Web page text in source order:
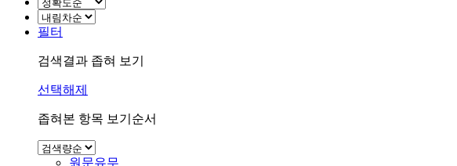
필터
검색결과 좁혀 보기
선택해제
좁혀본 항목 보기순서
원문유무